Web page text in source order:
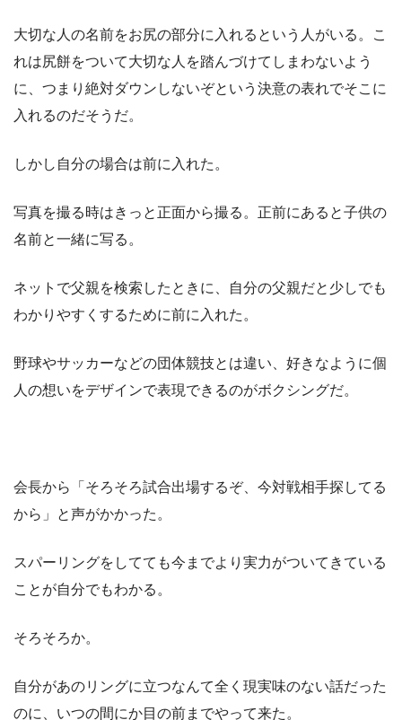
大切な人の名前をお尻の部分に入れるという人がいる。こ
れは尻餅をついて大切な人を踏んづけてしまわないよう
に、つまり絶対ダウンしないぞという決意の表れでそこに
入れるのだそうだ。
しかし自分の場合は前に入れた。
写真を撮る時はきっと正面から撮る。正前にあると子供の
名前と一緒に写る。
ネットで父親を検索したときに、自分の父親だと少しでも
わかりやすくするために前に入れた。
野球やサッカーなどの団体競技とは違い、好きなように個
人の想いをデザインで表現できるのがボクシングだ。
会長から「そろそろ試合出場するぞ、今対戦相手探してる
から」と声がかかった。
スパーリングをしてても今までより実力がついてきている
ことが自分でもわかる。
そろそろか。
自分があのリングに立つなんて全く現実味のない話だった
のに、いつの間にか目の前までやって来た。